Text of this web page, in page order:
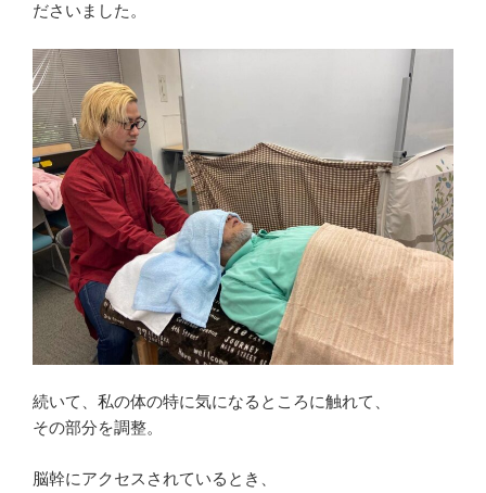
ださいました。
続いて、私の体の特に気になるところに触れて、
その部分を調整。
脳幹にアクセスされているとき、